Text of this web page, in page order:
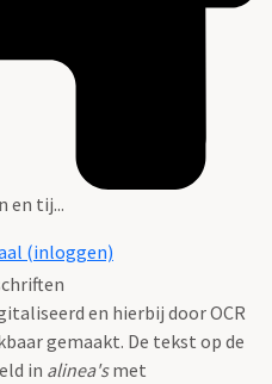
en tij...
(inloggen)
en hierbij door OCR
gemaakt. De tekst op de
in alinea'smet